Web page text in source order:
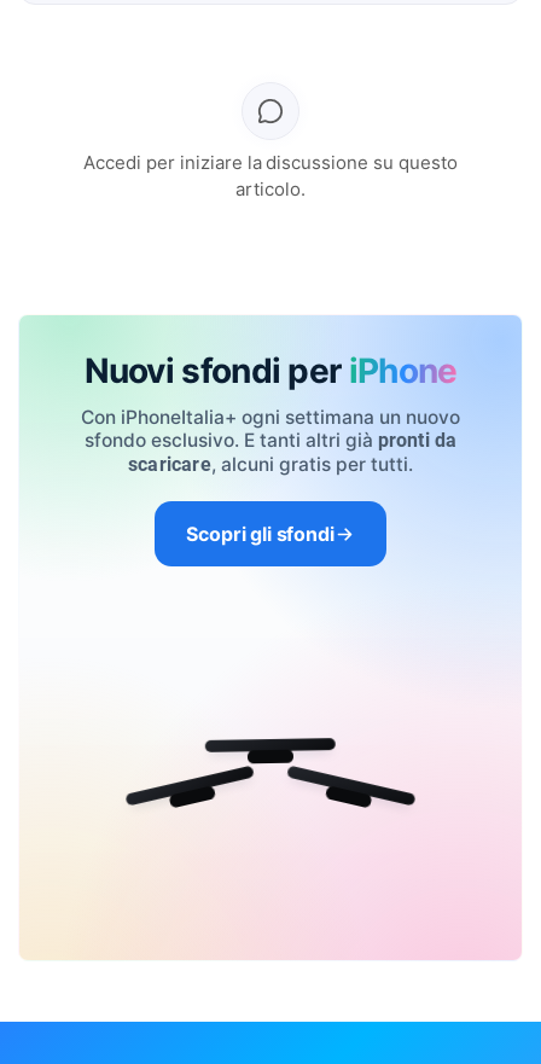
Accedi per iniziare la discussione su questo
articolo.
Nuovi sfondi per iPhone
Con iPhoneItalia+ ogni settimana un nuovo
sfondo esclusivo. E tanti altri già pronti da
scaricare, alcuni gratis per tutti.
Scopri gli sfondi